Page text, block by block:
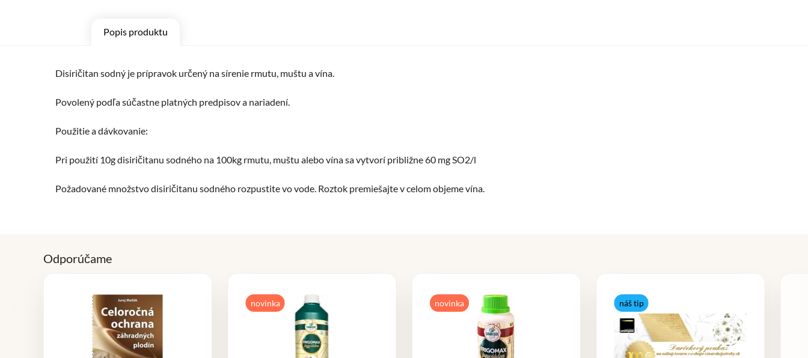
Popis produktu
Disiričitan sodný je prípravok určený na sírenie rmutu, muštu a vína.
Povolený podľa súčastne platných predpisov a nariadení.
Použitie a dávkovanie:
Pri použití 10g disiričitanu sodného na 100kg rmutu, muštu alebo vína sa vytvorí približne 60 mg SO2/l
Požadované množstvo disiričitanu sodného rozpustite vo vode. Roztok premiešajte v celom objeme vína.
Odporúčame
novinka novinka náš tip